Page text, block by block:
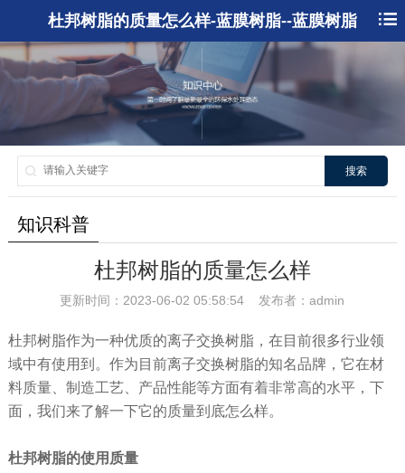
杜邦树脂的质量怎么样-蓝膜树脂--蓝膜树脂
搜索
知识科普
杜邦树脂的质量怎么样
更新时间：2023-06-02 05:58:54 发布者：admin
杜邦树脂作为一种优质的离子交换树脂，在目前很多行业领
域中有使用到。作为目前离子交换树脂的知名品牌，它在材
料质量、制造工艺、产品性能等方面有着非常高的水平，下
面，我们来了解一下它的质量到底怎么样。
杜邦树脂的使用质量